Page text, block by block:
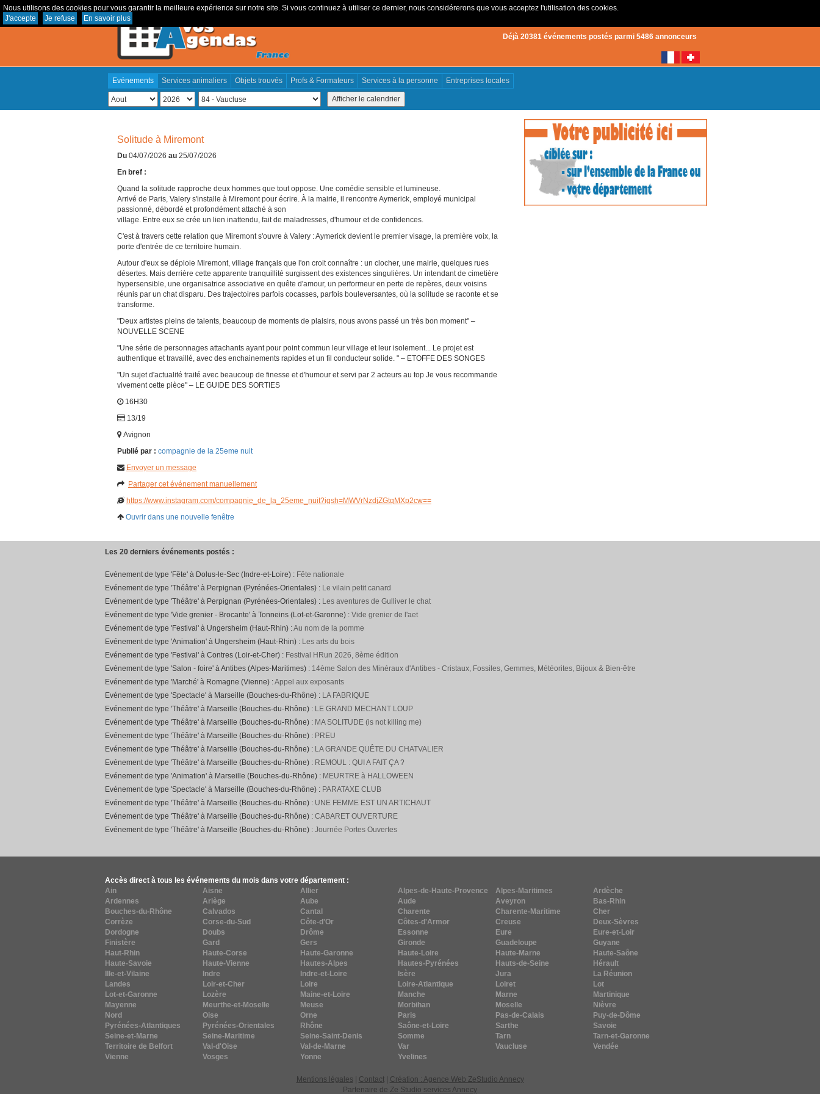
Nous utilisons des cookies pour vous garantir la meilleure expérience sur notre site. Si vous continuez à utiliser ce dernier, nous considérerons que vous acceptez l'utilisation des cookies.
J'accepte
Je refuse En savoir plus
Créer un compte
Déjà 20381 événements postés parmi 5486 annonceurs
Evénements Services animaliers Objets trouvés Profs & Formateurs Services à la personne Entreprises locales
Solitude à Miremont
Du 04/07/2026 au 25/07/2026
En bref :
Quand la solitude rapproche deux hommes que tout oppose. Une comédie sensible et lumineuse.
Arrivé de Paris, Valery s'installe à Miremont pour écrire. À la mairie, il rencontre Aymerick, employé municipal
passionné, débordé et profondément attaché à son
village. Entre eux se crée un lien inattendu, fait de maladresses, d'humour et de confidences.
C'est à travers cette relation que Miremont s'ouvre à Valery : Aymerick devient le premier visage, la première voix, la
porte d'entrée de ce territoire humain.
Autour d'eux se déploie Miremont, village français que l'on croit connaître : un clocher, une mairie, quelques rues
désertes. Mais derrière cette apparente tranquillité surgissent des existences singulières. Un intendant de cimetière
hypersensible, une organisatrice associative en quête d'amour, un performeur en perte de repères, deux voisins
réunis par un chat disparu. Des trajectoires parfois cocasses, parfois bouleversantes, où la solitude se raconte et se
transforme.
"Deux artistes pleins de talents, beaucoup de moments de plaisirs, nous avons passé un très bon moment" –
NOUVELLE SCENE
"Une série de personnages attachants ayant pour point commun leur village et leur isolement... Le projet est
authentique et travaillé, avec des enchainements rapides et un fil conducteur solide. " – ETOFFE DES SONGES
"Un sujet d'actualité traité avec beaucoup de finesse et d'humour et servi par 2 acteurs au top Je vous recommande
vivement cette pièce" – LE GUIDE DES SORTIES
16H30
13/19
Avignon
Publié par : compagnie de la 25eme nuit
Envoyer un message
Partager cet événement manuellement
https://www.instagram.com/compagnie_de_la_25eme_nuit?igsh=MWVrNzdjZGtqMXp2cw==
Ouvrir dans une nouvelle fenêtre
Les 20 derniers événements postés :
Evénement de type 'Fête' à Dolus-le-Sec (Indre-et-Loire) : Fête nationale
Evénement de type 'Théâtre' à Perpignan (Pyrénées-Orientales) : Le vilain petit canard
Evénement de type 'Théâtre' à Perpignan (Pyrénées-Orientales) : Les aventures de Gulliver le chat
Evénement de type 'Vide grenier - Brocante' à Tonneins (Lot-et-Garonne) : Vide grenier de l'aet
Evénement de type 'Festival' à Ungersheim (Haut-Rhin) :Au nom de la pomme
Evénement de type 'Animation' à Ungersheim (Haut-Rhin) : Les arts du bois
Evénement de type 'Festival' à Contres (Loir-et-Cher) : Festival HRun 2026, 8ème édition
Evénement de type 'Salon - foire' à Antibes (Alpes-Maritimes) : 14ème Salon des Minéraux d'Antibes - Cristaux, Fossiles, Gemmes, Météorites, Bijoux & Bien-être
Evénement de type 'Marché' à Romagne (Vienne) :Appel aux exposants
Evénement de type 'Spectacle' à Marseille (Bouches-du-Rhône) : LA FABRIQUE
Evénement de type 'Théâtre' à Marseille (Bouches-du-Rhône) : LE GRAND MECHANT LOUP
Evénement de type 'Théâtre' à Marseille (Bouches-du-Rhône) : MA SOLITUDE (is not killing me)
Evénement de type 'Théâtre' à Marseille (Bouches-du-Rhône) : PREU
Evénement de type 'Théâtre' à Marseille (Bouches-du-Rhône) : LA GRANDE QUÊTE DU CHATVALIER
Evénement de type 'Théâtre' à Marseille (Bouches-du-Rhône) : REMOUL : QUI A FAIT ÇA ?
Evénement de type 'Animation' à Marseille (Bouches-du-Rhône) : MEURTRE à HALLOWEEN
Evénement de type 'Spectacle' à Marseille (Bouches-du-Rhône) : PARATAXE CLUB
Evénement de type 'Théâtre' à Marseille (Bouches-du-Rhône) : UNE FEMME EST UN ARTICHAUT
Evénement de type 'Théâtre' à Marseille (Bouches-du-Rhône) : CABARET OUVERTURE
Evénement de type 'Théâtre' à Marseille (Bouches-du-Rhône) : Journée Portes Ouvertes
Accès direct à tous les événements du mois dans votre département :
Ain
Aisne Allier Alpes-de-Haute-Provence Alpes-Maritimes
Ardèche
Ardennes
Ariège Aube Aude Aveyron
Bas-Rhin
Bouches-du-Rhône
Calvados Cantal Charente Charente-Maritime
Cher
Corrèze
Corse-du-Sud Côte-d'Or Côtes-d'Armor Creuse
Deux-Sèvres
Dordogne
Doubs Drôme Essonne Eure
Eure-et-Loir
Finistère
Gard Gers Gironde Guadeloupe
Guyane
Haut-Rhin
Haute-Corse Haute-Garonne Haute-Loire Haute-Marne
Haute-Saône
Haute-Savoie
Haute-Vienne Hautes-Alpes Hautes-Pyrénées Hauts-de-Seine
Hérault
Ille-et-Vilaine
Indre Indre-et-Loire Isère Jura
La Réunion
Landes
Loir-et-Cher Loire Loire-Atlantique Loiret
Lot
Lot-et-Garonne
Lozère Maine-et-Loire Manche Marne
Martinique
Mayenne
Meurthe-et-Moselle Meuse Morbihan Moselle
Nièvre
Nord
Oise Orne Paris Pas-de-Calais
Puy-de-Dôme
Pyrénées-Atlantiques
Pyrénées-Orientales Rhône Saône-et-Loire Sarthe
Savoie
Seine-et-Marne
Seine-Maritime Seine-Saint-Denis Somme Tarn
Tarn-et-Garonne
Territoire de Belfort
Val-d'Oise Val-de-Marne Var Vaucluse
Vendée
Vienne
Vosges Yonne Yvelines
Mentions légales Contact|
Création : Agence Web ZeStudio Annecy
Partenaire de Ze Studio services Annecy